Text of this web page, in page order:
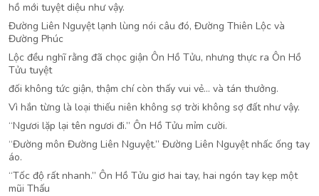
hồ mới tuyệt diệu như vậy.
Đường Liên Nguyệt lạnh lùng nói câu đó, Đường Thiên Lộc và
Đường Phúc
Lộc đều nghĩ rằng đã chọc giận Ôn Hồ Tửu, nhưng thực ra Ôn Hồ
Tửu tuyệt
đối không tức giận, thậm chí còn thấy vui vẻ… và tán thưởng.
Vì hắn từng là loại thiếu niên không sợ trời không sợ đất như vậy.
“Ngươi lặp lại tên ngươi đi.” Ôn Hồ Tửu mỉm cười.
“Đường môn Đường Liên Nguyệt.” Đường Liên Nguyệt nhấc ống tay
áo.
“Tốc độ rất nhanh.” Ôn Hồ Tửu giơ hai tay, hai ngón tay kẹp một
mũi Thấu